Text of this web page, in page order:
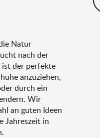
Natur
nach der
ist der perfekte
anzuziehen,
durch ein
Wir
an guten Ideen
Jahreszeit in